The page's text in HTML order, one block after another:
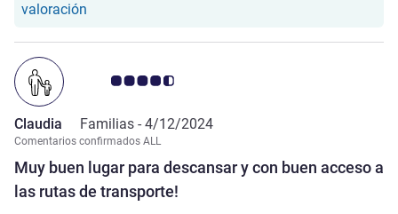
valoración
Muy buen lugar para descansar y con buen acceso a
las rutas de transporte!
Nota de clientes de Avis 4.5/5
Claudia Familias - 4/12/2024
Comentarios confirmados ALL